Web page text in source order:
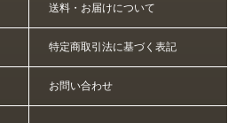
送料・お届けについて
特定商取引法に基づく表記
お問い合わせ